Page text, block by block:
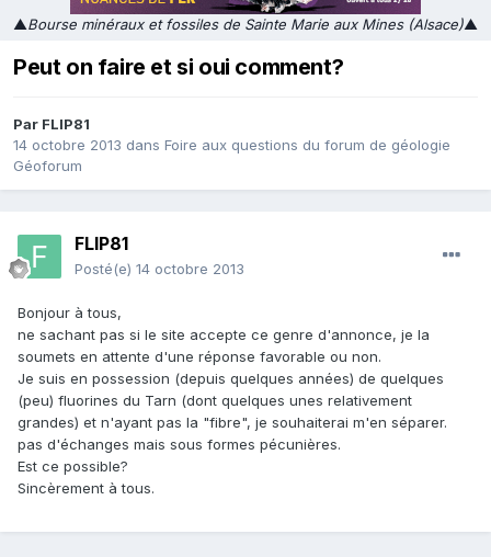
▲Bourse minéraux et fossiles de Sainte Marie aux Mines (Alsace)▲
Peut on faire et si oui comment?
Par FLIP81
14 octobre 2013 dans Foire aux questions du forum de géologie
Géoforum
FLIP81
Posté(e) 14 octobre 2013
Bonjour à tous,
ne sachant pas si le site accepte ce genre d'annonce, je la
soumets en attente d'une réponse favorable ou non.
Je suis en possession (depuis quelques années) de quelques
(peu) fluorines du Tarn (dont quelques unes relativement
grandes) et n'ayant pas la "fibre", je souhaiterai m'en séparer.
pas d'échanges mais sous formes pécunières.
Est ce possible?
Sincèrement à tous.